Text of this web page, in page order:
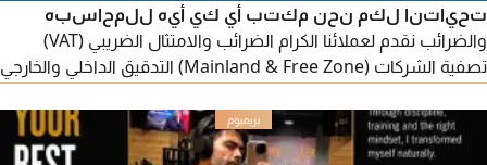
تحياتنا لكم نحن مكتب أي كي أيه للمحاسبه
والضرائب نقدم لعملائنا الكرام الضرائب والامتثال الضريبي (VAT)
تصفية الشركات (Mainland & Free Zone) التدقيق الداخلي والخارجي
للحسابات التقارير الاستشارية والمحاسبية اعداد القوائم المالية
والميزانيات العمومية التثمين المالي للأصول والشركات خدمات PRO
والمعاملات الحكومية خدمات المعاملات والشركات نوفر لكم خدمة